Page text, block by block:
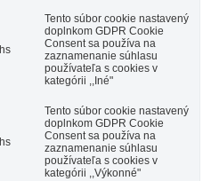
Tento súbor cookie nastavený
doplnkom GDPR Cookie
Consent sa používa na
zaznamenanie súhlasu
používateľa s cookies v
kategórii ,,Iné"
Tento súbor cookie nastavený
doplnkom GDPR Cookie
Consent sa používa na
zaznamenanie súhlasu
používateľa s cookies v
kategórii ,,Výkonné"